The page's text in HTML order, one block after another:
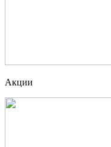
Акции